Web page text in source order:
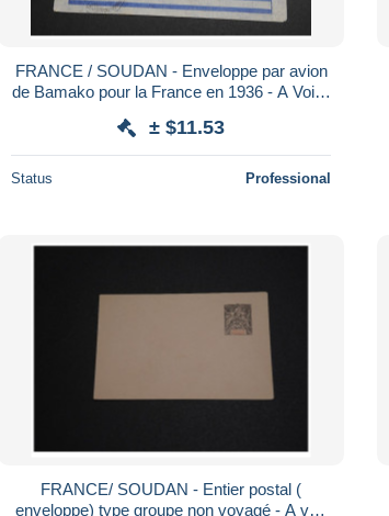
FRANCE / SOUDAN - Enveloppe par avion
de Bamako pour la France en 1936 - A Voir -
± $11.53
Status Professional
FRANCE/ SOUDAN - Entier postal (
enveloppe) type groupe non voyagé - A voir